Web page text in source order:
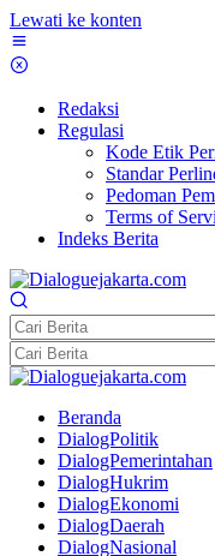
Lewati ke konten
Redaksi
Regulasi
Kode Etik
Standar
Pedoman
Terms of
Indeks Berita
Beranda
DialogPolitik
DialogPemerintahan
DialogHukrim
DialogEkonomi
DialogDaerah
DialogNasional